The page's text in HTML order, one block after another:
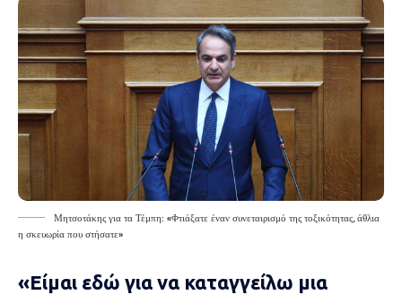
Μητσοτάκης για τα Τέμπη: «Φτιάξατε έναν συνεταιρισμό της τοξικότητας, άθλια
η σκευωρία που στήσατε»
«Είμαι εδώ για να καταγγείλω μια